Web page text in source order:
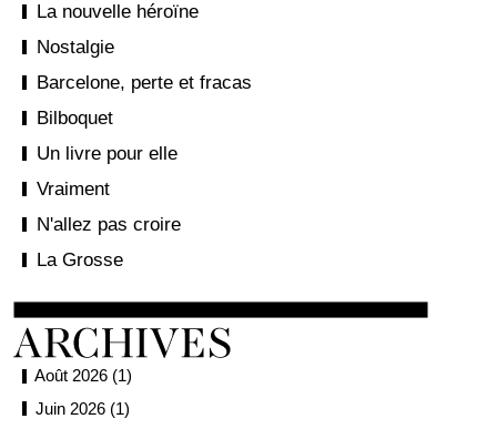
La nouvelle héroïne
Nostalgie
Barcelone, perte et fracas
Bilboquet
Un livre pour elle
Vraiment
N'allez pas croire
La Grosse
Août 2026 (1)
Juin 2026 (1)